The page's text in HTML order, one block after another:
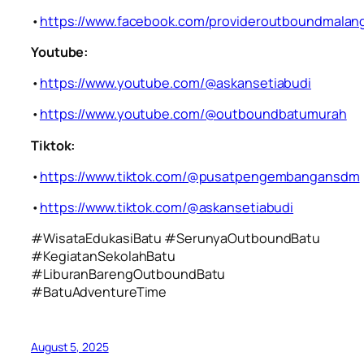
•https://www.facebook.com/
Youtube:
•https://www.youtube.com/@askansetiabudi
•https://www.youtube.com/@outboundbatumurah
Tiktok:
•https://www.tiktok.com/@pusatpengembangansdm
•https://www.tiktok.com/@askansetiabudi
#WisataEdukasiBatu #SerunyaOutboundBatu
#KegiatanSekolahBatu
#LiburanBarengOutboundBatu
#BatuAdventureTime
August 5, 2025